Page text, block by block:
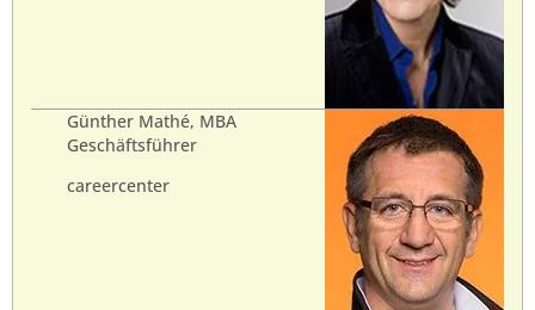
Günther Mathé, MBA
Geschäftsführer
careercenter